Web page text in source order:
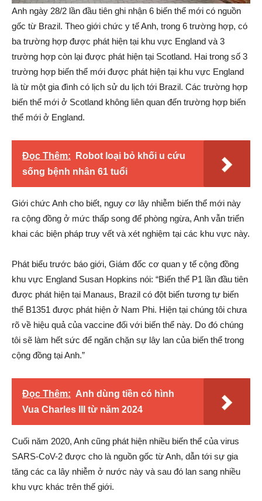
Anh ngày 28/2 lần đầu tiên ghi nhận 6 biến thể mới có nguồn
gốc từ Brazil. Theo giới chức y tế Anh, trong 6 trường hợp, có
ba trường hợp được phát hiện tại khu vực England và 3
trường hợp còn lại được phát hiện tại Scotland. Hai trong số 3
trường hợp biến thể mới được phát hiện tại khu vực England
là từ một gia đình có lịch sử du lịch tới Brazil. Các trường hợp
biến thể mới ở Scotland không liên quan đến trường hợp biến
thể mới ở England.
Đọc Thêm:
Robot loại bỏ khối u cứu
sống bệnh nhân 61 tuổi
Giới chức Anh cho biết, nguy cơ lây nhiễm biến thể mới này
ra cộng đồng ở mức thấp song để phòng ngừa, Anh vẫn triển
khai các biện pháp truy vết và xét nghiệm tại các khu vực này.
Phát biểu trước báo giới, Giám đốc cơ quan y tế cộng đồng
khu vực England Susan Hopkins nói: “Biến thể P1 lần đầu tiên
được phát hiện tại Manaus, Brazil có đột biến tương tự biến
thể B1351 được phát hiện ở Nam Phi. Hiện tại chúng tôi chưa
rõ về hiệu quả của vaccine đối với biến thể này. Do đó chúng
tôi sẽ làm hết sức để ngăn chặn sự lây lan của biến thể trong
cộng đồng tại Anh.”
Đọc Thêm: Anh dùng tiền có hình
Vua Charles III từ năm 2024
Cuối năm 2020, Anh cũng phát hiện nhiều biến thể của virus
SARS-CoV-2 được cho là nguồn gốc từ Anh, dẫn tới sự gia
tăng các ca lây nhiễm ở nước này và sau đó lan sang nhiều
khu vực khác trên thế giới.